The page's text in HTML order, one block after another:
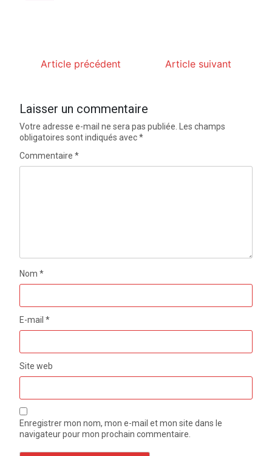
Article précédent Article suivant
Laisser un commentaire
Votre adresse e-mail ne sera pas publiée.
Les champs
obligatoires sont indiqués avec*
Commentaire*
Nom*
E-mail*
Site web
Enregistrer mon nom, mon e-mail et mon site dans le
navigateur pour mon prochain commentaire.